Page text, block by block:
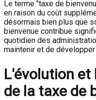
Le terme "taxe de
en raison du coût
désormais bien plus que
bienvenue contribue
quotidien des
maintenir et de développer
L'évolution et
de la taxe de